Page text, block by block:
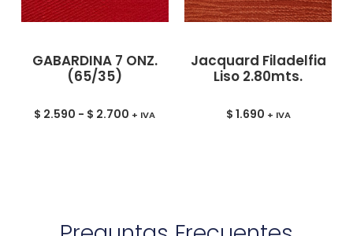
GABARDINA 7 ONZ.
(65/35)
$ 2.590 - $ 2.700 + IVA
Jacquard Filadelfia
Liso 2.80mts.
$ 1.690 + IVA